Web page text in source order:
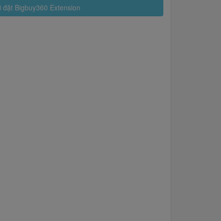
Bigbuy360 Extension